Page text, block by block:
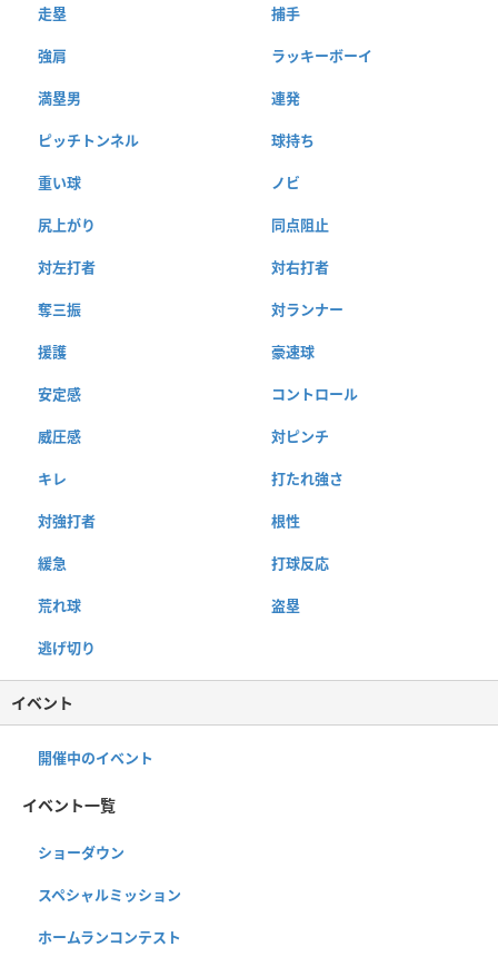
走塁 捕手
強肩 ラッキーボーイ
満塁男 連発
ピッチトンネル 球持ち
重い球 ノビ
尻上がり 同点阻止
対左打者 対右打者
奪三振 対ランナー
援護 豪速球
安定感 コントロール
威圧感 対ピンチ
キレ 打たれ強さ
対強打者 根性
緩急 打球反応
荒れ球 盗塁
逃げ切り
イベント
開催中のイベント
イベント一覧
ショーダウン
スペシャルミッション
ホームランコンテスト